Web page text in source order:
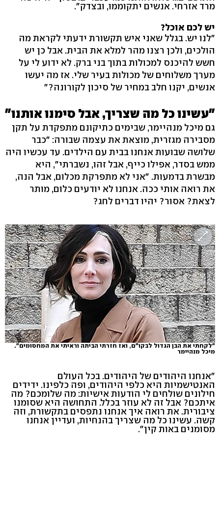
מרד אזרחי. אנשים יתקוממו, ובצדק".
יש לכם אוכל?
"לנו יש. בגלל שאני איש תקשורת ידעתי לקראת מה
הולכים, ולכן רצנו מהר למלא את הבית. אבל כן יש
חשש להיכנס למכולות בתוך בני ברק. לא ידוע לי על
מערך משלוחים של מכולות בעיר שלי. אז מה יעשו
אנשים, יקנו חלב במחיר של סיכון לקורונה?"
"עשינו כל מה שצריך, אבל סימנו אותנו"
גם מיכל מנהיימר, שבימים כתיקונם מתפקדת על תקן
מסבירה מגזרית, מוצאת את עצמה שבורה: "כבר
שלושה שבועות אנחנו בבית עם הילדים. עד עכשיו היה
ממש בסדר, אפילו כייף, אבל זהו, נשברתי", היא
מבשרת בדמעות. "אני לא מתפרקת מכלום, אבל הנה,
את רואה אותי ככה. אנחנו לא יודעים כלום, מותר
לצאת? אסור? יהיו דברים לחג?
"לקחתי את הבן הגדול לבקו"ם, ואז חזרתי הביתה וראיתי את המחסומים".
מיכל מנהיימר
"אנחנו היהודים של היהודים. בכל העולם
האנטישמיות היא כלפי היהודים, ופה כלפינו. ידידים
חילונים שולחים לי הודעות אישיות: מה שלומכם? מה
איתכם? אבל זה לא עוזר בכלל. התחושה היא שסומנו
ציבורית. את רואה איך אנחנו נתפסים בתקשורת, וזה
קשה. עשינו כל מה שצריך בהנחיות, ועדיין אנחנו
מסומנים באות קין".